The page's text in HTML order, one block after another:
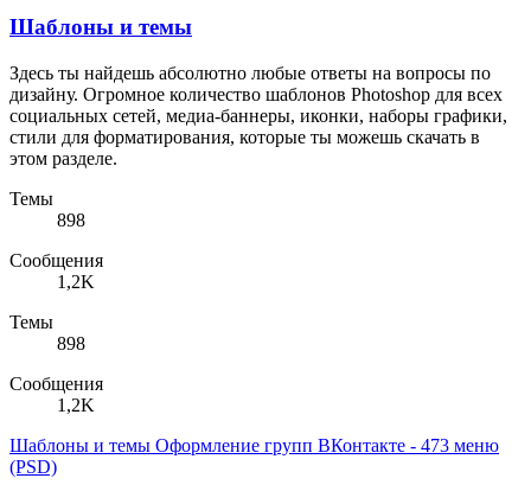
Шаблоны и темы
Здесь ты найдешь абсолютно любые ответы на вопросы по
дизайну. Огромное количество шаблонов Photoshop для всех
социальных сетей, медиа-баннеры, иконки, наборы графики,
стили для форматирования, которые ты можешь скачать в
этом разделе.
Темы
898
Сообщения
1,2K
Темы
898
Сообщения
1,2K
Шаблоны и темы Оформление групп ВКонтакте - 473 меню
(PSD)